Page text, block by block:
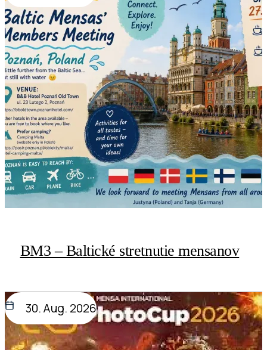
BM3 – Baltické stretnutie mensanov
30. Aug. 2026